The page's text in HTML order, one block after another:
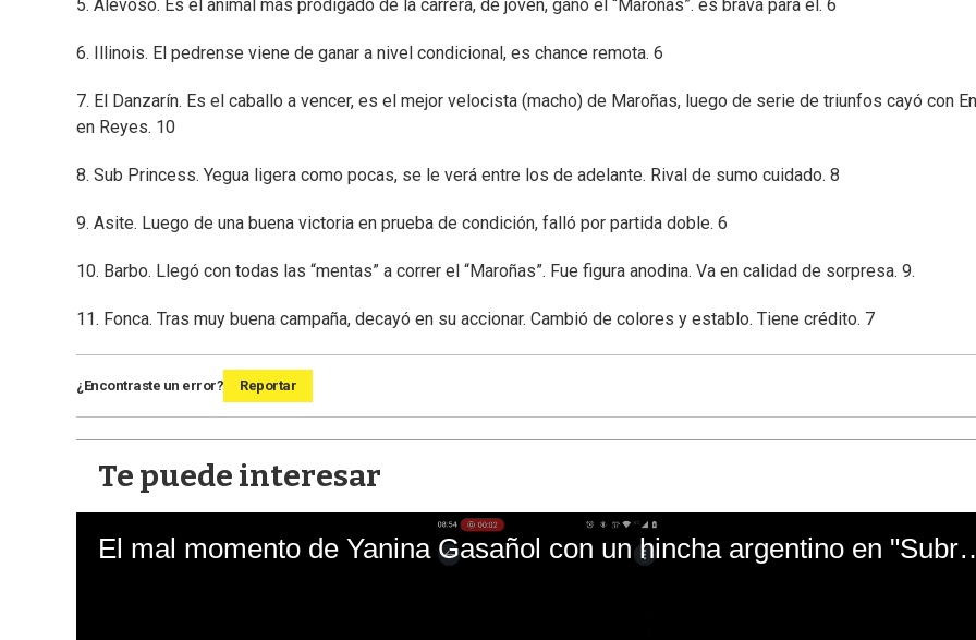
5. Alevoso. Es el animal mas prodigado de la carrera, de joven, ganó el “Maroñas”. es brava para el. 6
6. Illinois. El pedrense viene de ganar a nivel condicional, es chance remota. 6
7. El Danzarín. Es el caballo a vencer, es el mejor velocista (macho) de Maroñas, luego de serie de triunfos cayó con
en Reyes. 10
8. Sub Princess. Yegua ligera como pocas, se le verá entre los de adelante. Rival de sumo cuidado. 8
9. Asite. Luego de una buena victoria en prueba de condición, falló por partida doble. 6
10. Barbo. Llegó con todas las “mentas” a correr el “Maroñas”. Fue figura anodina. Va en calidad de sorpresa. 9.
11. Fonca. Tras muy buena campaña, decayó en su accionar. Cambió de colores y establo. Tiene crédito. 7
¿Encontraste un error? Reportar
Te puede interesar
El mal momento de